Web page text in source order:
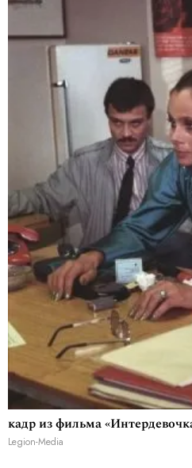
кадр из фильма
Legion-Media